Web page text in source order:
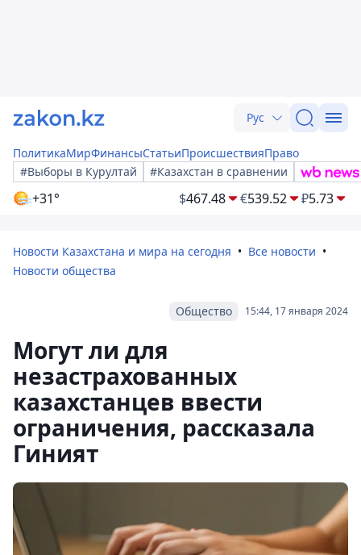
Рус
ПолитикаМирФинансыСтатьиПроисшествияПраво
#Выборы в Курултай
#Казахстан в сравнении
+31° $467.48 €539.52 ₽5.73
Новости Казахстана и мира на сегодня
Все новости
Новости общества
15:44, 17 января 2024
Общество
Могут ли для
незастрахованных
казахстанцев ввести
ограничения, рассказала
Гиният